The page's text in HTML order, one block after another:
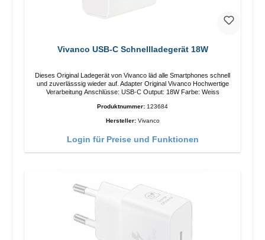
Vivanco USB-C Schnellladegerät 18W
Dieses Original Ladegerät von Vivanco läd alle Smartphones schnell
und zuverlässsig wieder auf. Adapter Original Vivanco Hochwertige
Verarbeitung Anschlüsse: USB-C Output: 18W Farbe: Weiss
Produktnummer: 123684
Hersteller: Vivanco
Login für Preise und Funktionen